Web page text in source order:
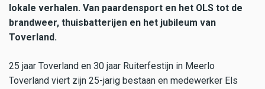
lokale verhalen. Van paardensport en het OLS tot de
brandweer, thuisbatterijen en het jubileum van
Toverland.
25 jaar Toverland en 30 jaar Ruiterfestijn in Meerlo
Toverland viert zijn 25-jarig bestaan en medewerker Els